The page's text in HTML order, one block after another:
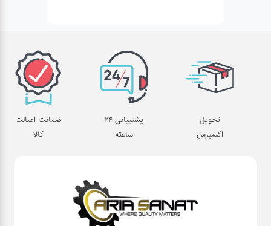
تحویل
اکسپرس
پشتیبانی 24
ساعته
ضمانت اصالت
کالا